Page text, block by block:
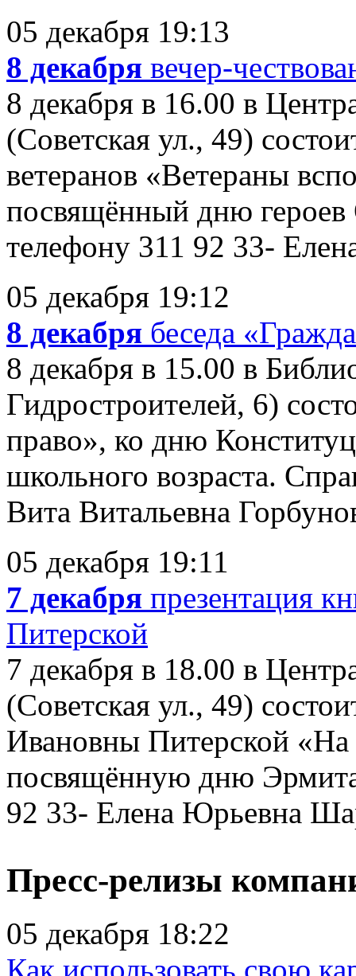
05 декабря 19:13
8 декабря вечер-
8 декабря в 16.00 в
(Советская ул., 49)
ветеранов «Ветераны
посвящённый дню героев
телефону 311 92 33-
05 декабря 19:12
8 декабря беседа
8 декабря в 15.00 в
Гидростроителей, 6)
право», ко дню
школьного возраста.
Вита Витальевна
05 декабря 19:11
7 декабря презентация
Питерской
7 декабря в 18.00 в
(Советская ул., 49)
Ивановны Питерской
посвящённую дню
92 33- Елена Юрьевна
Пресс-релизы
05 декабря 18:22